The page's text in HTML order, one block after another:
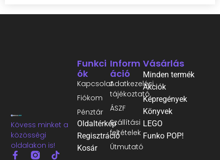
Kövess minket a
közösségi
oldalakon is!
Inform
Áció
Adatkezelési
tájékoztató
ÁSZF
Szállítási
feltételek
Útmutató
Funkci
Ók
Kapcsolat
Fiókom
Pénztár
Oldaltérkép
Regisztráció
Kosár
Vásárlás
Minden termék
Akciók
Képregények
Könyvek
LEGO
Funko POP!